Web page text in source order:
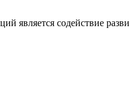
является содействие